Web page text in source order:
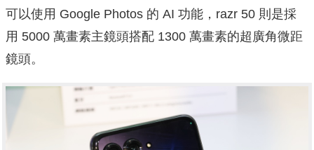
可以使用 Google Photos 的 AI 功能，razr 50 則是採
用 5000 萬畫素主鏡頭搭配 1300 萬畫素的超廣角微距
鏡頭。